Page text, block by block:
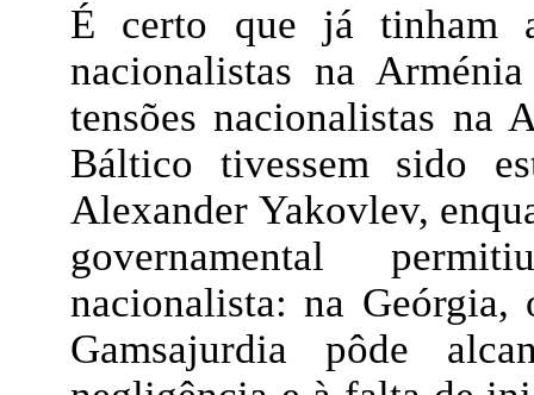
É certo que já tinham
nacionalistas na
tensões nacionalistas na
Báltico tivessem sido
Alexander Yakovlev,
governamental
nacionalista: na
Gamsajurdia pôde